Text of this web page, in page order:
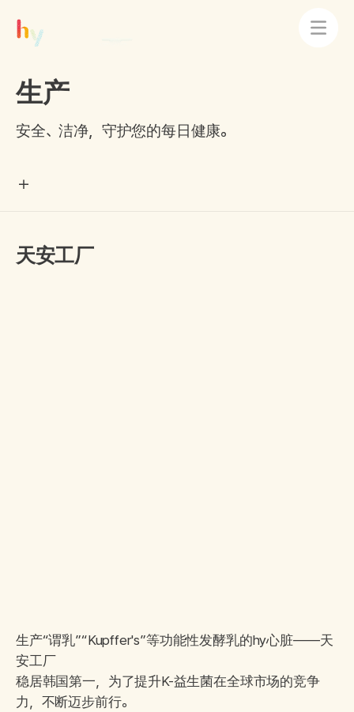
生产
安全、洁净，守护您的每日健康。
天安工厂
生产“谓乳”“Kupffer's”等功能性发酵乳的hy心脏——天
安工厂
稳居韩国第一，为了提升K-益生菌在全球市场的竞争
力，不断迈步前行。